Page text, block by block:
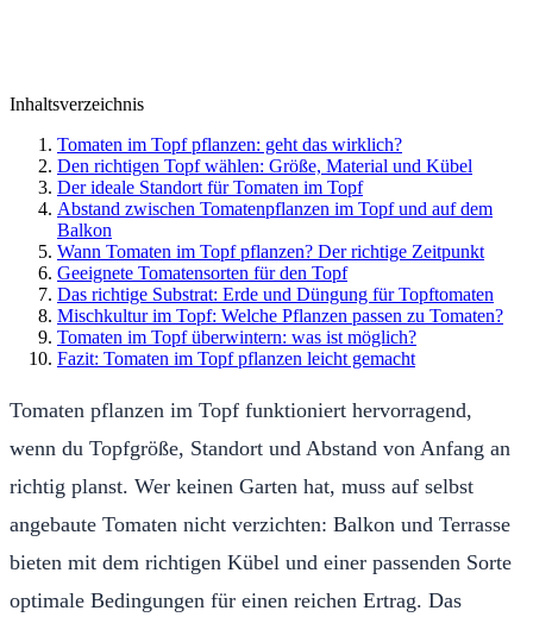
Inhaltsverzeichnis
Tomaten im Topf pflanzen: geht das wirklich?
Den richtigen Topf wählen: Größe, Material und Kübel
Der ideale Standort für Tomaten im Topf
Abstand zwischen Tomatenpflanzen im Topf und auf dem
Balkon
Wann Tomaten im Topf pflanzen? Der richtige Zeitpunkt
Geeignete Tomatensorten für den Topf
Das richtige Substrat: Erde und Düngung für Topftomaten
Mischkultur im Topf: Welche Pflanzen passen zu Tomaten?
Tomaten im Topf überwintern: was ist möglich?
Fazit: Tomaten im Topf pflanzen leicht gemacht
Tomaten pflanzen im Topf funktioniert hervorragend,
wenn du Topfgröße, Standort und Abstand von Anfang an
richtig planst. Wer keinen Garten hat, muss auf selbst
angebaute Tomaten nicht verzichten: Balkon und Terrasse
bieten mit dem richtigen Kübel und einer passenden Sorte
optimale Bedingungen für einen reichen Ertrag. Das